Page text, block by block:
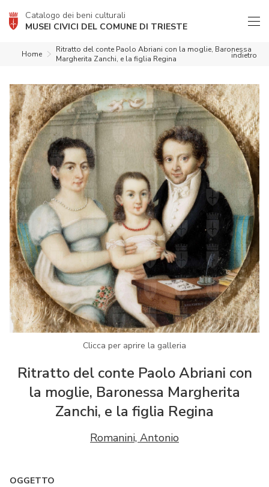
Catalogo dei beni culturali
MUSEI CIVICI DEL COMUNE DI TRIESTE
indietro
Home
Ritratto del conte Paolo Abriani con la moglie, Baronessa
Margherita Zanchi, e la figlia Regina
Clicca per aprire la galleria
Ritratto del conte Paolo Abriani con
la moglie, Baronessa Margherita
Zanchi, e la figlia Regina
Romanini, Antonio
OGGETTO